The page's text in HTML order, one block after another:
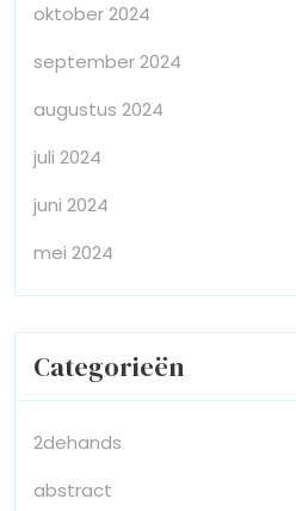
oktober 2024
september 2024
augustus 2024
juli 2024
juni 2024
mei 2024
Categorieën
2dehands
abstract